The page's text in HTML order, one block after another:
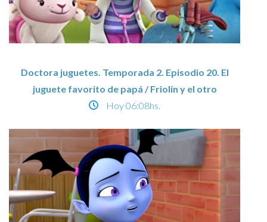
Doctora juguetes. Temporada 2. Episodio 20. El
juguete favorito de papá / Friolín y el otro
Hoy06:08hs.